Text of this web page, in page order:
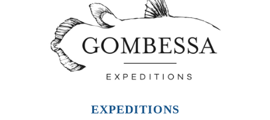
EXPEDITIONS